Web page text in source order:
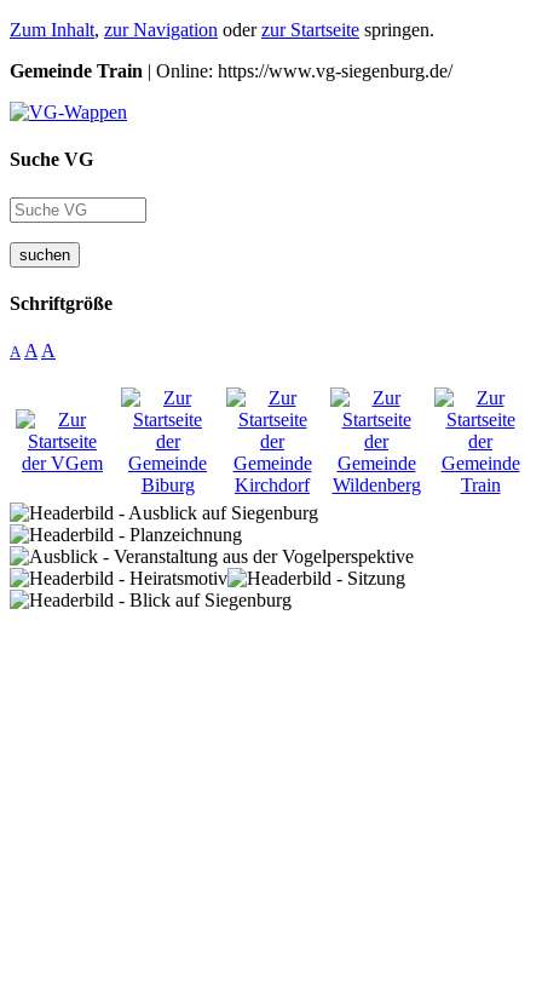
Zum Inhalt, zur Navigation oderzur Startseite springen.
Gemeinde Train | Online: https://www.vg-siegenburg.de/
Suche VG
suchen
Schriftgröße
A A A